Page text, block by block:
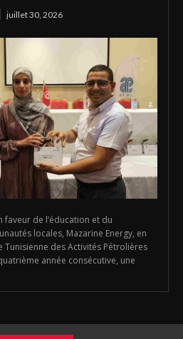
juillet 30, 2026
faveur de l’éducation et du
locales, Mazarine Energy, en
Tunisienne des Activités Pétrolières
année consécutive, une